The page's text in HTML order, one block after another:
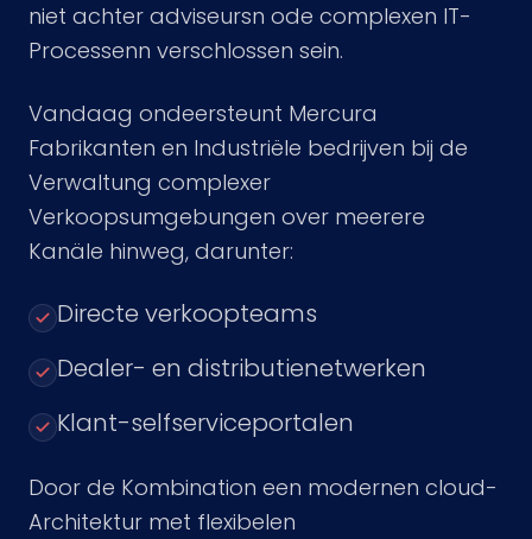
niet achter adviseursn ode complexen IT-
Processenn verschlossen sein.
Vandaag ondeersteunt Mercura
Fabrikanten en Industriële bedrijven bij de
Verwaltung complexer
Verkoopsumgebungen over meerere
Kanäle hinweg, darunter:
Directe verkoopteams
Dealer- en distributienetwerken
Klant-selfserviceportalen
Door de Kombination een modernen cloud-
Architektur met flexibelen